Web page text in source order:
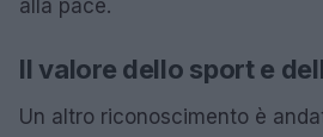
alla pace.
Il valore dello sport e
Un altro riconoscimento è